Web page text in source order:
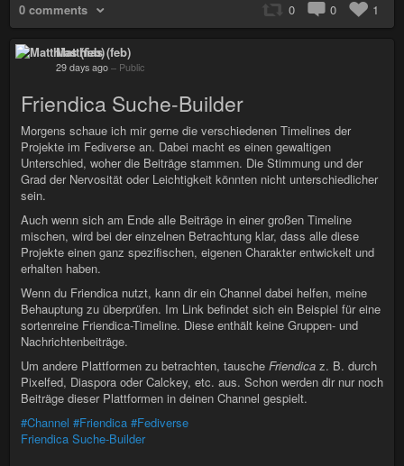
0 comments 0 0 1
Matthias (feb)
29 days ago – Public
Friendica Suche-Builder
Morgens schaue ich mir gerne die verschiedenen Timelines der
Projekte im Fediverse an. Dabei macht es einen gewaltigen
Unterschied, woher die Beiträge stammen. Die Stimmung und der
Grad der Nervosität oder Leichtigkeit könnten nicht unterschiedlicher
sein.
Auch wenn sich am Ende alle Beiträge in einer großen Timeline
mischen, wird bei der einzelnen Betrachtung klar, dass alle diese
Projekte einen ganz spezifischen, eigenen Charakter entwickelt und
erhalten haben.
Wenn du Friendica nutzt, kann dir ein Channel dabei helfen, meine
Behauptung zu überprüfen. Im Link befindet sich ein Beispiel für eine
sortenreine Friendica-Timeline. Diese enthält keine Gruppen- und
Nachrichtenbeiträge.
Um andere Plattformen zu betrachten, tausche Friendica z. B. durch
Pixelfed, Diaspora oder Calckey, etc. aus. Schon werden dir nur noch
Beiträge dieser Plattformen in deinen Channel gespielt.
#Channel #Friendica #Fediverse
Friendica Suche-Builder